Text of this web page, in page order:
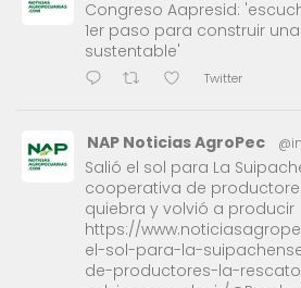
Congreso Aapresid:
1er paso para construir
sustentable'
Twitter
NAP Noticias AgroPec
Salió el sol para La
cooperativa de
quiebra y volvió a producir
https://
el-sol-para-la-
de-productores-la-